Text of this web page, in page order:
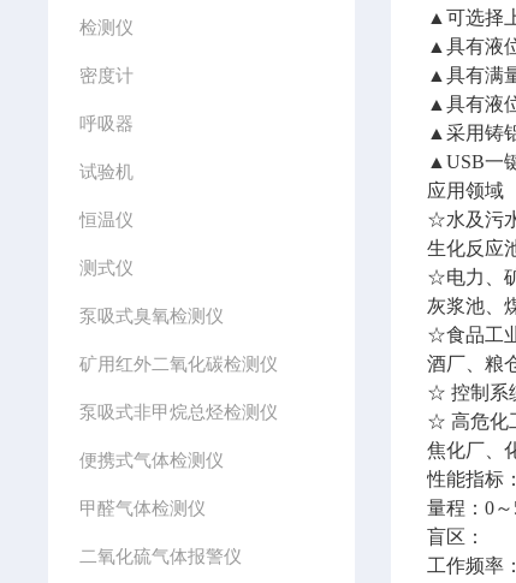
检测仪
密度计
呼吸器
试验机
恒温仪
测式仪
泵吸式臭氧检测仪
矿用红外二氧化碳检测仪
泵吸式非甲烷总烃检测仪
便携式气体检测仪
甲醛气体检测仪
二氧化硫气体报警仪
▲可选择
▲具有液
▲具有满
▲具有液
▲采用铸
▲USB一
应用领域
☆水及污
生化反应
☆电力、
灰浆池、
☆食品工
酒厂、粮
☆ 控制系
☆ 高危化
焦化厂、
性能指标：
量程：0
盲区：
工作频率